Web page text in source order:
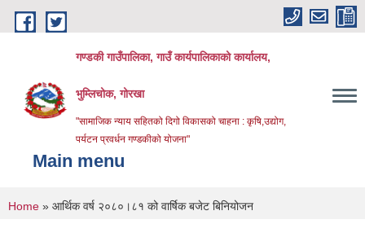
Skip to main content
गण्डकी गाउँपालिका, गाउँ कार्यपालिकाको कार्यालय,
भुम्लिचोक, गोरखा
"सामाजिक न्याय सहितको दिगो विकासको चाहना : कृषि,उद्योग,
पर्यटन प्रवर्धन गण्डकीको योजना"
Main menu
You are here
Home » आर्थिक वर्ष २०८०।८१ को वार्षिक बजेट बिनियोजन